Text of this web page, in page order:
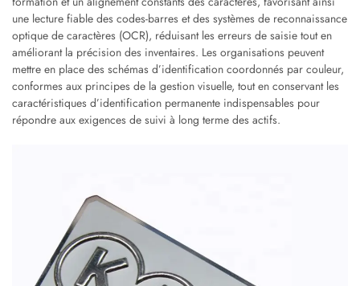
une lecture fiable des codes-barres et des systèmes de reconnaissance
optique de caractères (OCR), réduisant les erreurs de saisie tout en
améliorant la précision des inventaires. Les organisations peuvent
mettre en place des schémas d’identification coordonnés par couleur,
conformes aux principes de la gestion visuelle, tout en conservant les
caractéristiques d’identification permanente indispensables pour
répondre aux exigences de suivi à long terme des actifs.